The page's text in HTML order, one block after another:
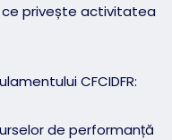
privește activitatea
CFCIDFR:
de performanță